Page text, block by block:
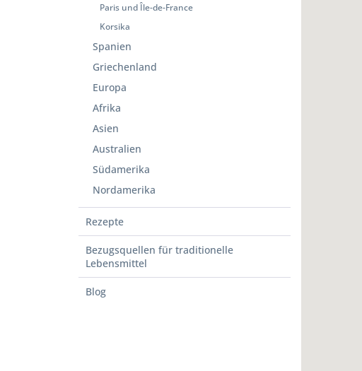
Paris und Île-de-France
Korsika
Spanien
Griechenland
Europa
Afrika
Asien
Australien
Südamerika
Nordamerika
Rezepte
Bezugsquellen für traditionelle
Lebensmittel
Blog